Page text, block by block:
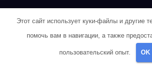
Куриная грудка Куриная грудка
Куриная грудка Куриная грудка
Этот сайт использует куки-файлы и другие
помочь вам в навигации, а также
пользовательский опыт. OK